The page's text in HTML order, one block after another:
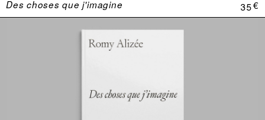
Des choses que j'imagine 35 €